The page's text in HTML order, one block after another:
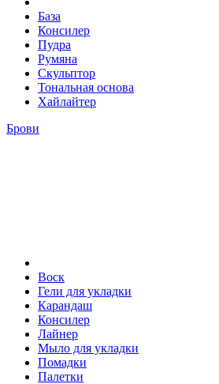
База
Консилер
Пудра
Румяна
Скульптор
Тональная основа
Хайлайтер
Брови
Воск
Гели для укладки
Карандаш
Консилер
Лайнер
Мыло для укладки
Помадки
Палетки